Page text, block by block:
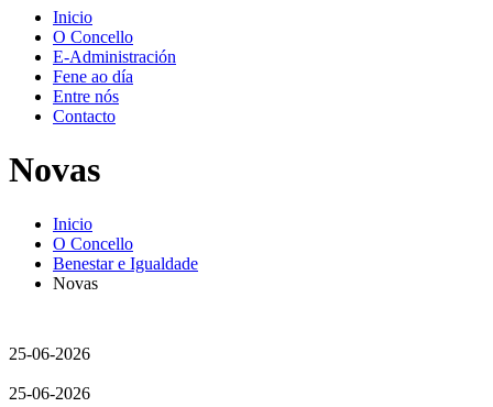
Inicio
O Concello
E-Administración
Fene ao día
Entre nós
Contacto
Novas
Inicio
O Concello
Benestar e Igualdade
Novas
25-06-2026
25-06-2026